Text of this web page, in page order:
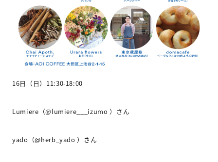
16日（日） 11:30-18:00
Lumiere （@lumiere___izumo）さん
yado （@herb_yado）さん